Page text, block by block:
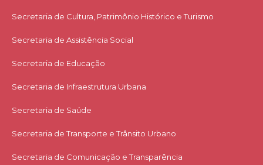
Secretaria de Cultura, Patrimônio Histórico e Turismo
Secretaria de Assistência Social
Secretaria de Educação
Secretaria de Infraestrutura Urbana
Secretaria de Saúde
Secretaria de Transporte e Trânsito Urbano
Secretaria de Comunicação e Transparência